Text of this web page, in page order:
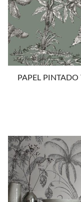
PAPEL PINTADO